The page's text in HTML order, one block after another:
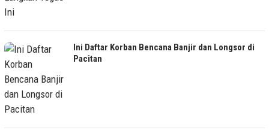
Ini Daftar Korban Bencana Banjir dan Longsor di
Pacitan